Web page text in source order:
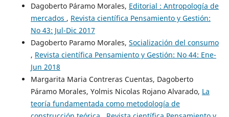
Dagoberto Páramo Morales, Editorial : Antropología de
mercados , Revista científica Pensamiento y Gestión:
No 43: Jul-Dic 2017
Dagoberto Paramo Morales, Socialización del consumo
, Revista científica Pensamiento y Gestión: No 44: Ene-
Jun 2018
Margarita Maria Contreras Cuentas, Dagoberto
Páramo Morales, Yolmis Nicolas Rojano Alvarado, La
teoría fundamentada como metodología de